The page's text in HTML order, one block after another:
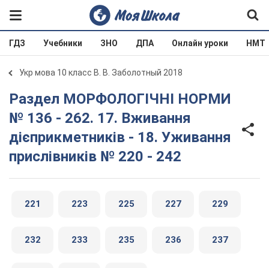
ГДЗ Учебники ЗНО ДПА Онлайн уроки НМТ
Укр мова 10 класс В. В. Заболотный 2018
Раздел МОРФОЛОГІЧНІ НОРМИ
№ 136 - 262. 17. Вживання
дієприкметників - 18. Уживання
прислівників № 220 - 242
221 223 225 227 229
232 233 235 236 237